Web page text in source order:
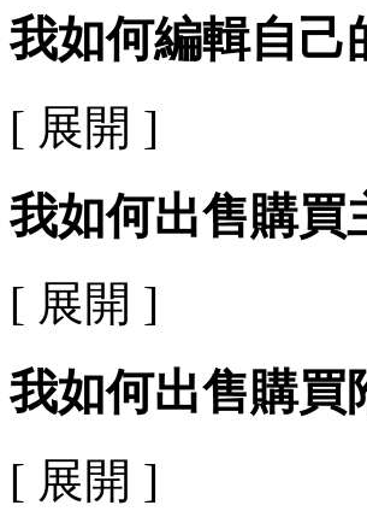
我如何編輯自己
[ 展開 ]
我如何出售購買
[ 展開 ]
我如何出售購買
[ 展開 ]